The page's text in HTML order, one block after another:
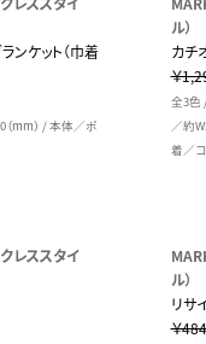
ンケット（巾着
mm） / 本体／ポ
ル）
カチ
￥
全3色
／約
着／
レススタイ
ル）
リサ
￥484